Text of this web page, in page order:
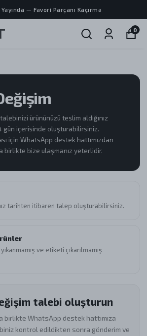
— Favori Parçanı Kaçırma
0
ürününüzü teslim aldığınız
gün içerisinde oluşturabilirsiniz.
için WhatsApp destek hattımızdan
birlikte bize ulaşmanız yeterlidir.
tarihten itibaren talep oluşturabilirsiniz.
ve etiketi çıkarılmamış
talebi oluşturun
birlikte WhatsApp destek hattımıza
kontrol edildikten sonra gönderim ve